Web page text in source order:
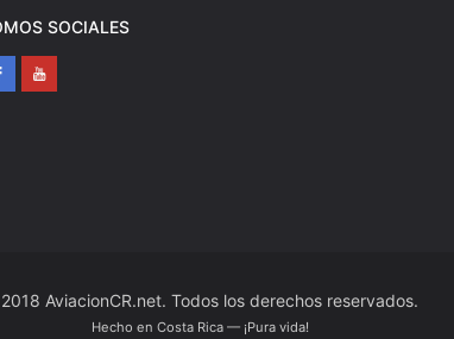
SOCIALES
AviacionCR.net. Todos los derechos reservados.
Hecho en Costa Rica — ¡Pura vida!